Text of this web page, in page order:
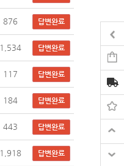
876 답변완료
1,534 답변완료
117 답변완료
184 답변완료
443 답변완료
1,918 답변완료